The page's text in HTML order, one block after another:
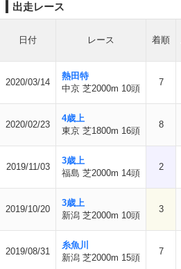
出走レース
日付 レース 着順
2020/03/14
熱田特
中京 芝2000m 10頭
7
2020/02/23
4歳上
東京 芝1800m 16頭
8
2019/11/03
3歳上
福島 芝2000m 14頭
2
2019/10/20
3歳上
新潟 芝2000m 10頭
3
2019/08/31
糸魚川
新潟 芝2000m 15頭
7